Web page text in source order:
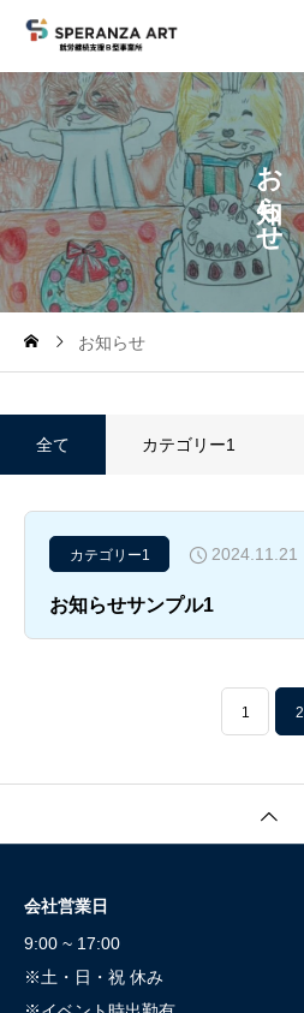
お
ら
せ
お知らせ
全て カテゴリー1
カテゴリー1 2024.11.21
お知らせサンプル1
1 2
会社営業日
9:00 ~ 17:00
※土・日・祝 休み